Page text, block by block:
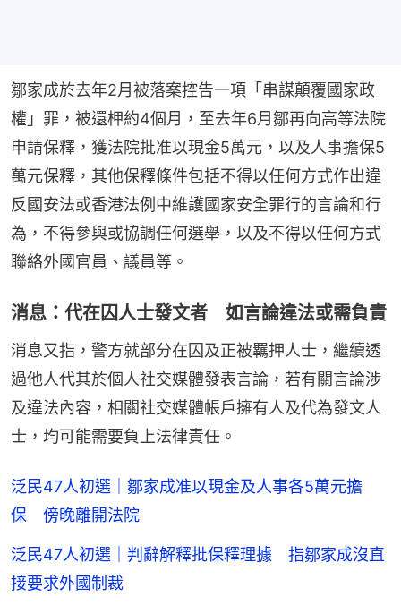
鄒家成於去年2月被落案控告一項「串謀顛覆國家政
權」罪，被還柙約4個月，至去年6月鄒再向高等法院
申請保釋，獲法院批准以現金5萬元，以及人事擔保5
萬元保釋，其他保釋條件包括不得以任何方式作出違
反國安法或香港法例中維護國家安全罪行的言論和行
為，不得參與或協調任何選舉，以及不得以任何方式
聯絡外國官員、議員等。
消息：代在囚人士發文者 如言論違法或需負責
消息又指，警方就部分在囚及正被羈押人士，繼續透
過他人代其於個人社交媒體發表言論，若有關言論涉
及違法內容，相關社交媒體帳戶擁有人及代為發文人
士，均可能需要負上法律責任。
泛民47人初選｜鄒家成准以現金及人事各5萬元擔
保 傍晚離開法院
泛民47人初選｜判辭解釋批保釋理據 指鄒家成沒直
接要求外國制裁